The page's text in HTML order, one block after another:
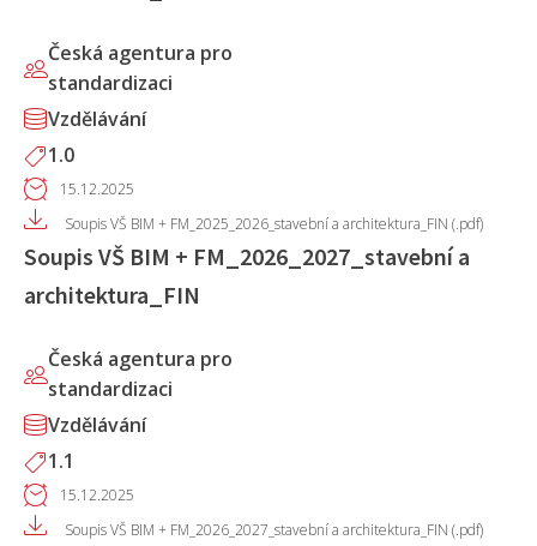
Česká agentura pro
standardizaci
Vzdělávání
1.0
15.12.2025
Soupis VŠ BIM + FM_2025_2026_stavební a architektura_FIN (.pdf)
Soupis VŠ BIM + FM_2026_2027_stavební a
architektura_FIN
Česká agentura pro
standardizaci
Vzdělávání
1.1
15.12.2025
Soupis VŠ BIM + FM_2026_2027_stavební a architektura_FIN (.pdf)